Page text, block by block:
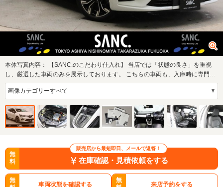
本体写真内容：
【SANC.のこだわり仕入れ】 当店では「状態の良さ」を重視
し、厳選した車両のみを展示しております。 こちらの車両も、入庫時に専門ス
タッフが細部…
販売店から最短即日、メールで返答！
無
料
在庫確認・見積依頼をする
無
車両状態を確認する
無
来店予約をする